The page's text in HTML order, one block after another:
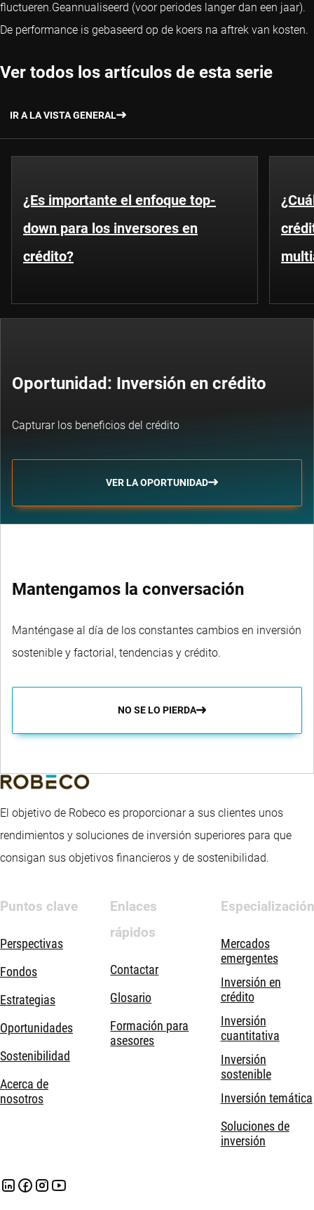
fluctueren.Geannualiseerd (voor periodes langer dan een jaar).
De performance is gebaseerd op de koers na aftrek van kosten.
Ver todos los artículos de esta serie
IR A LA VISTA GENERAL
¿Es importante el enfoque top-
down para los inversores en
crédito?
Oportunidad: Inversión en crédito
Capturar los beneficios del crédito
VER LA OPORTUNIDAD
Mantengamos la conversación
Manténgase al día de los constantes cambios en inversión
sostenible y factorial, tendencias y crédito.
NO SE LO PIERDA
El objetivo de Robeco es proporcionar a sus clientes unos
rendimientos y soluciones de inversión superiores para que
consigan sus objetivos financieros y de sostenibilidad.
Puntos clave
Perspectivas
Fondos
Estrategias
Oportunidades
Sostenibilidad
Acerca de
nosotros
Enlaces
rápidos
Contactar
Glosario
Formación para
asesores
Especialización
Mercados
emergentes
Inversión en
crédito
Inversión
cuantitativa
Inversión
sostenible
Inversión temática
Soluciones de
inversión